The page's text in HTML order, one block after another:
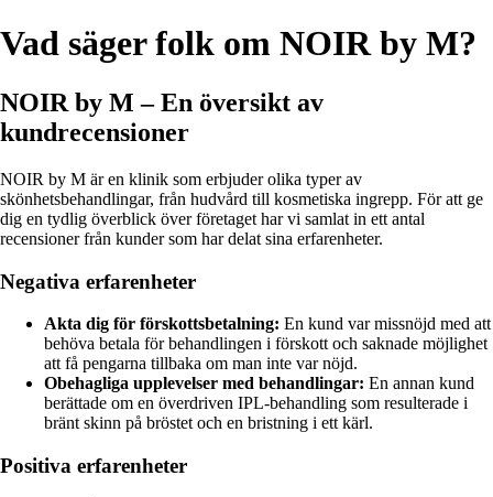
Vad säger folk om NOIR by M?
NOIR by M – En översikt av
kundrecensioner
NOIR by M är en klinik som erbjuder olika typer av
skönhetsbehandlingar, från hudvård till kosmetiska ingrepp. För att ge
dig en tydlig överblick över företaget har vi samlat in ett antal
recensioner från kunder som har delat sina erfarenheter.
Negativa erfarenheter
Akta dig för förskottsbetalning: En kund var missnöjd med att
behöva betala för behandlingen i förskott och saknade möjlighet
att få pengarna tillbaka om man inte var nöjd.
Obehagliga upplevelser med behandlingar: En annan kund
berättade om en överdriven IPL-behandling som resulterade i
bränt skinn på bröstet och en bristning i ett kärl.
Positiva erfarenheter